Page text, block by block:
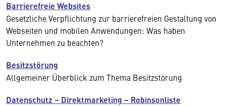
Barrierefreie Websites
Gesetzliche Verpflichtung zur barrierefreien Gestaltung von
Webseiten und mobilen Anwendungen: Was haben
Unternehmen zu beachten?
Besitzstörung
Allgemeiner Überblick zum Thema Besitzstörung
Datenschutz – Direktmarketing – Robinsonliste